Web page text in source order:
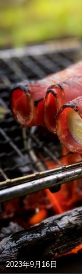
2023年9月16日